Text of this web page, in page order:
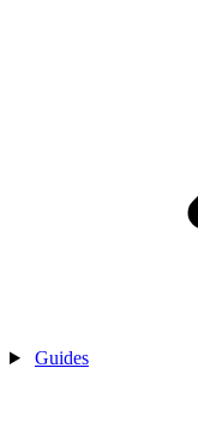
Guides